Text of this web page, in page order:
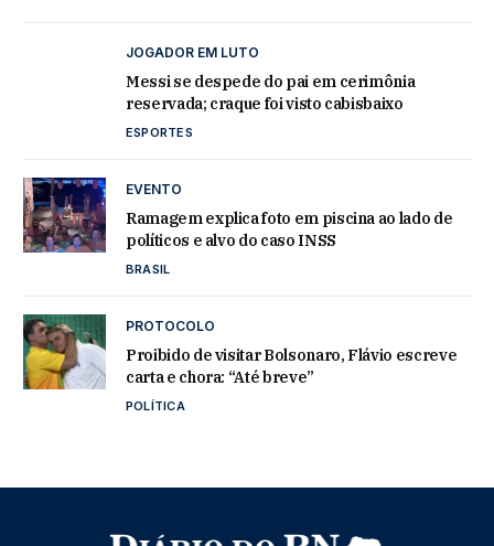
JOGADOR EM LUTO
Messi se despede do pai em cerimônia
reservada; craque foi visto cabisbaixo
ESPORTES
EVENTO
Ramagem explica foto em piscina ao lado de
políticos e alvo do caso INSS
BRASIL
PROTOCOLO
Proibido de visitar Bolsonaro, Flávio escreve
carta e chora: “Até breve”
POLÍTICA